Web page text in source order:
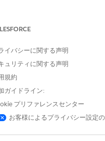
ィング、自動作業割り当て、
を提供するには、適切なライ
る必要があります。
ユーザーの統合従業員ライ
存の従業員ユーザーを
移行ツールを実行して、1 つの
イバシーに関する声明
ュリティに関する声明
規約
ガイドライン:
プリファレンスセンター
お客様によるプライバシー設定